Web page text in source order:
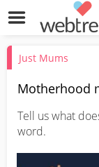
Just Mums
Motherhood
Tell us what
word.